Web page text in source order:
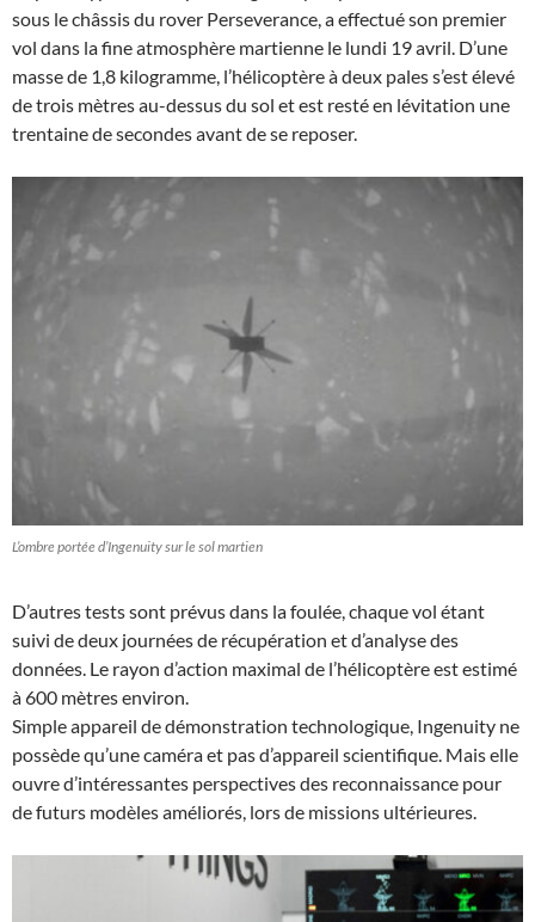
sous le châssis du rover Perseverance, a effectué son premier
vol dans la fine atmosphère martienne le lundi 19 avril. D’une
masse de 1,8 kilogramme, l’hélicoptère à deux pales s’est élevé
de trois mètres au-dessus du sol et est resté en lévitation une
trentaine de secondes avant de se reposer.
L’ombre portée d’Ingenuity sur le sol martien
D’autres tests sont prévus dans la foulée, chaque vol étant
suivi de deux journées de récupération et d’analyse des
données. Le rayon d’action maximal de l’hélicoptère est estimé
à 600 mètres environ.
Simple appareil de démonstration technologique, Ingenuity ne
possède qu’une caméra et pas d’appareil scientifique. Mais elle
ouvre d’intéressantes perspectives des reconnaissance pour
de futurs modèles améliorés, lors de missions ultérieures.